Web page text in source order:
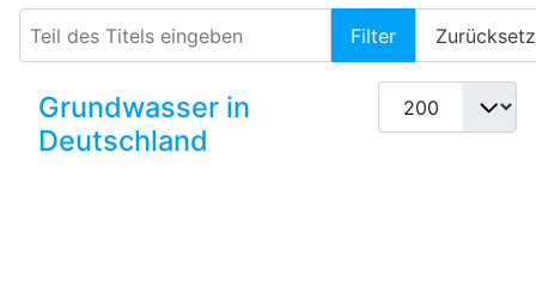
Filter
Anzeige #
Grundwasser in
Deutschland